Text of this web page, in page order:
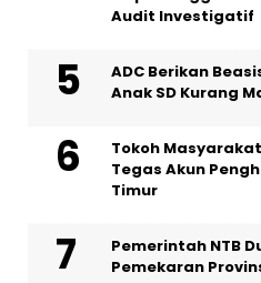
Audit Investigatif
ADC Berikan
Anak SD Kurang
Tokoh
Tegas Akun
Timur
Pemerintah NTB
Pemekaran